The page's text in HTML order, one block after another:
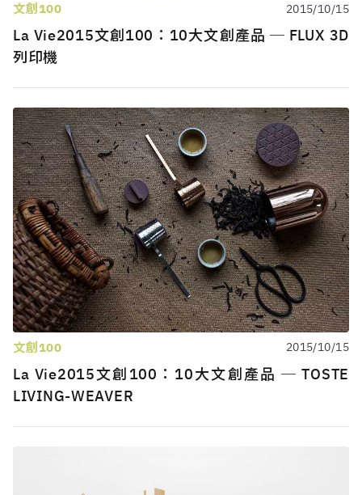
文創100 2015/10/15
La Vie2015文創100：10大文創產品 ─ FLUX 3D
列印機
文創100 2015/10/15
La Vie2015文創100：10大文創產品 ─ TOSTE
LIVING-WEAVER